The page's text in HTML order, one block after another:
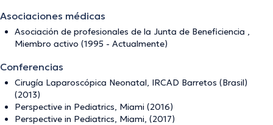
Asociaciones médicas
Asociación de profesionales de la Junta de Beneficiencia ,
Miembro activo (1995 - Actualmente)
Conferencias
Cirugía Laparoscópica Neonatal, IRCAD Barretos (Brasil)
(2013)
Perspective in Pediatrics, Miami (2016)
Perspective in Pediatrics, Miami, (2017)